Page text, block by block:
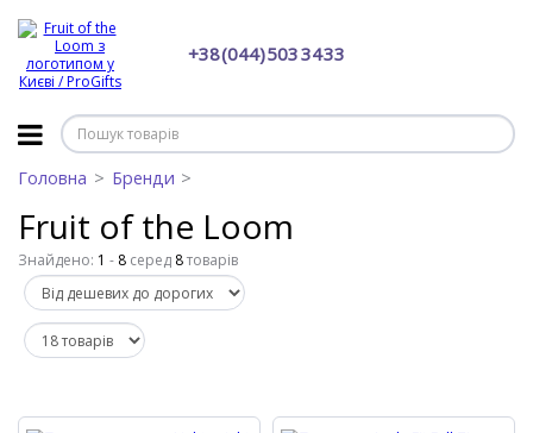
+38 (044) 503 34 33
Головна Бренди
Fruit of the Loom
Знайдено: 1 - 8 серед 8товарів